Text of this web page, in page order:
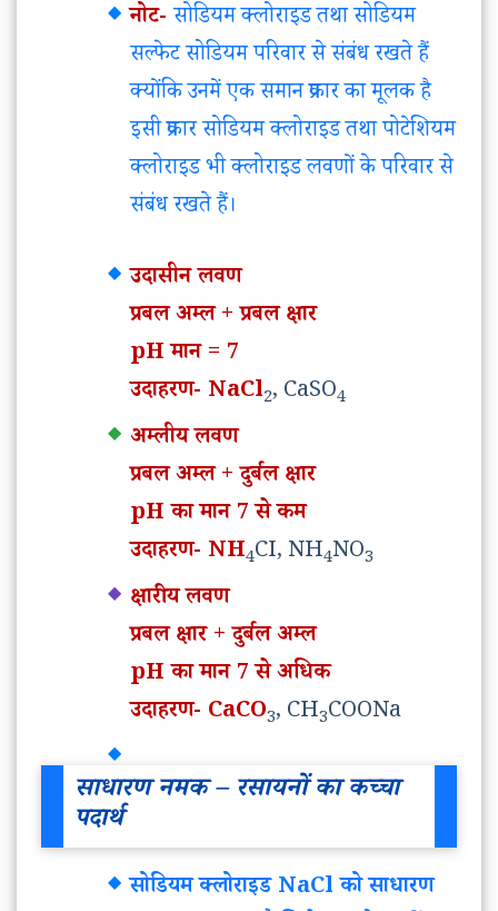
नोट-सोडियम क्लोराइड तथा सोडियम
सल्फेट सोडियम परिवार से संबंध रखते हैं
क्योंकि उनमें एक समान प्रकार का मूलक है
इसी प्रकार सोडियम क्लोराइड तथा पोटेशियम
क्लोराइड भी क्लोराइड लवणों के परिवार से
संबंध रखते हैं।
उदासीन लवण
प्रबल अम्ल + प्रबल क्षार
pH मान = 7
उदाहरण- NaCl2, CaSO4
अम्लीय लवण
प्रबल अम्ल + दुर्बल क्षार
pH का मान 7 से कम
उदाहरण- NH4CI, NH4NO3
क्षारीय लवण
प्रबल क्षार + दुर्बल अम्ल
pH का मान 7 से अधिक
उदाहरण- CaCO3, CH3COONa
साधारण नमक – रसायनों का कच्चा
पदार्थ
सोडियम क्लोराइड NaCl को साधारण